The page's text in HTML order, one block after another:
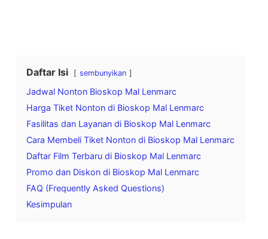
Daftar Isi sembunyikan
Jadwal Nonton Bioskop Mal Lenmarc
Harga Tiket Nonton di Bioskop Mal Lenmarc
Fasilitas dan Layanan di Bioskop Mal Lenmarc
Cara Membeli Tiket Nonton di Bioskop Mal Lenmarc
Daftar Film Terbaru di Bioskop Mal Lenmarc
Promo dan Diskon di Bioskop Mal Lenmarc
FAQ (Frequently Asked Questions)
Kesimpulan